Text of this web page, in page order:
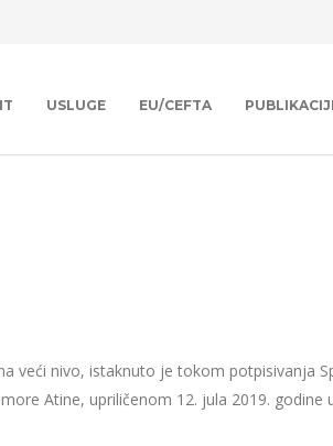
USLUGE EU/CEFTA
veći nivo, istaknuto je tokom potpisivanja
Atine, upriličenom 12. jula 2019.